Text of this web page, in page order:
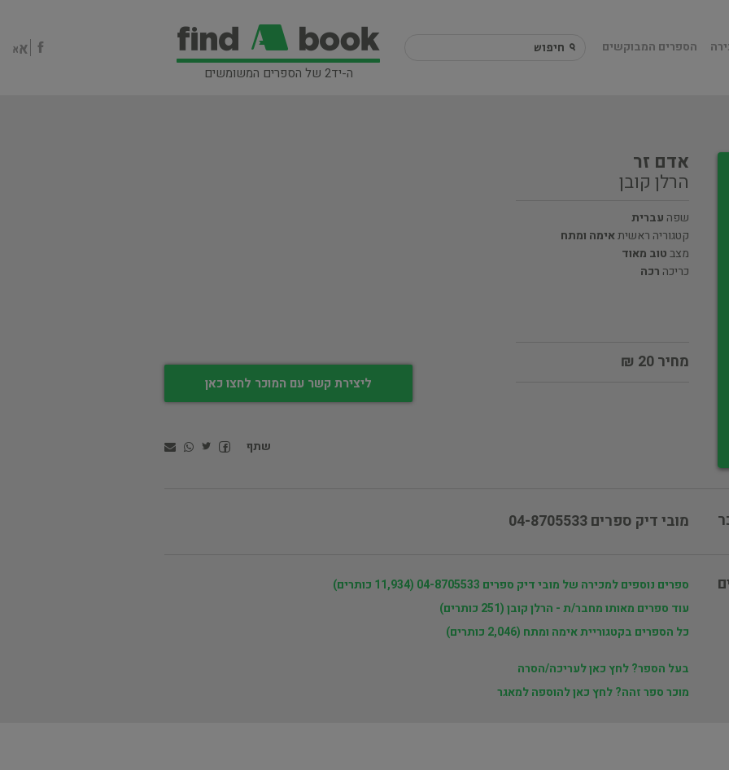
ה-יד2 של הספרים המשומשים
הספרים המבוקשים
אדם זר
הרלן קובן
שפה עברית
קטגוריה ראשיתאימה ומתח
מצבטוב מאוד
כריכה רכה
מחיר 20 ₪
ליצירת קשר עם המוכר לחצו כאן
שתף
מובי דיק ספרים 04-8705533
ספרים נוספים למכירה של מובי דיק ספרים 04-8705533 (11,934 כותרים)
עוד ספרים מאותו מחבר/ת - הרלן קובן (251 כותרים)
כל הספרים בקטגוריית אימה ומתח (2,046 כותרים)
בעל הספר? לחץ כאן לעריכה/הסרה
מוכר ספר זהה? לחץ כאן להוספה למאגר